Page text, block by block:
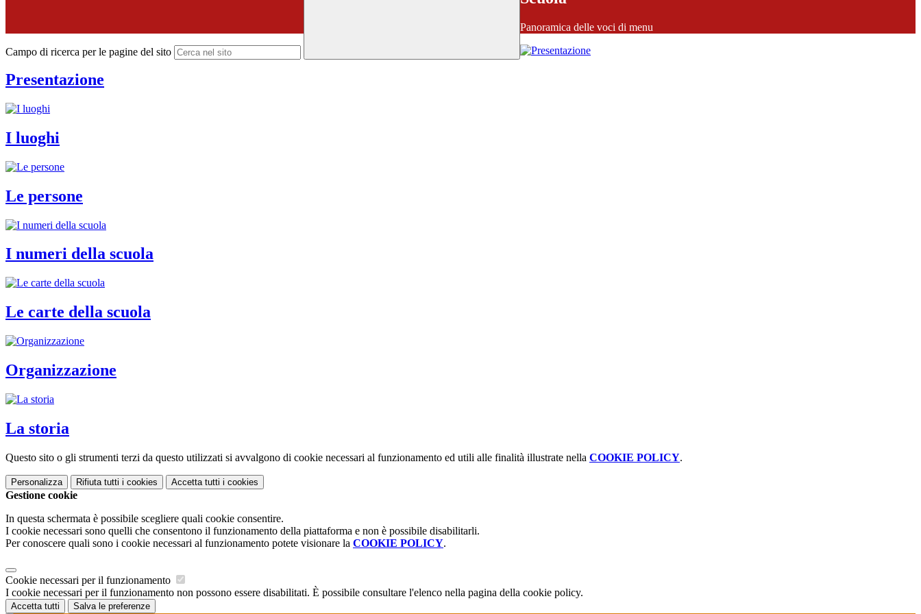
Campo di ricerca per le pagine del sito
Panoramica delle voci di menu
Presentazione
I luoghi
Le persone
I numeri della scuola
Le carte della scuola
Organizzazione
La storia
Questo sito o gli strumenti terzi da questo utilizzati si avvalgono di cookie necessari al funzionamento ed utili alle finalità illustrate nella COOKIE POLICY.
Personalizza Rifiuta tutti i cookies Accetta tutti i cookies
Gestione cookie
In questa schermata è possibile scegliere quali cookie consentire.
I cookie necessari sono quelli che consentono il funzionamento della piattaforma e non è possibile disabilitarli.
Per conoscere quali sono i cookie necessari al funzionamento potete visionare la COOKIE POLICY.
Cookie necessari per il funzionamento
I cookie necessari per il funzionamento non possono essere disabilitati. È possibile consultare l'elenco nella pagina della cookie policy.
Accetta tutti Salva le preferenze